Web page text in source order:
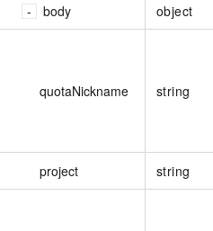
body object
quotaNickname string
project string